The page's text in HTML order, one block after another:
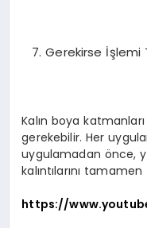
Gerekirse İşlemi
Kalın boya
gerekebilir. Her
uygulamadan önce,
kalıntılarını
https://